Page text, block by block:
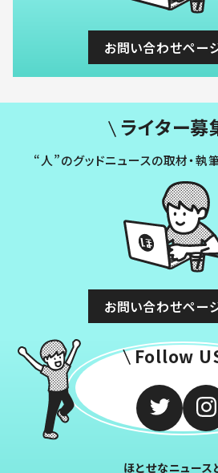
お問い合わせペー
ライター募
“人”のグッドニュースの取材・執
お問い合わせペー
Follow
ほとせなニュース